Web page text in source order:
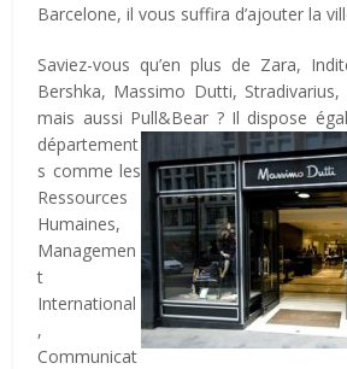
Barcelone, il vous suffira d’ajouter la
Saviez-vous qu’en plus de Zara,
Bershka, Massimo Dutti,
mais aussi Pull&Bear ? Il dispose
département
s comme les
Ressources
Humaines,
Managemen
t
International
,
Communicat